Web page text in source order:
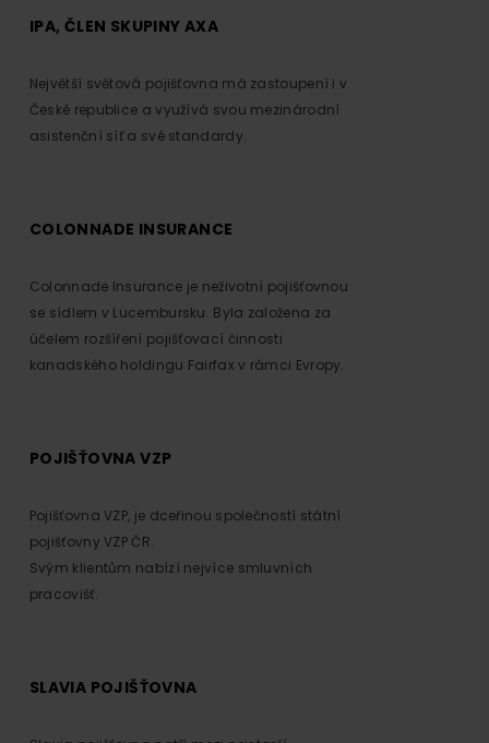
IPA, ČLEN SKUPINY AXA
Největší světová pojišťovna má zastoupení i v
České republice a využívá svou mezinárodní
asistenční síť a své standardy.
COLONNADE INSURANCE
Colonnade Insurance je neživotní pojišťovnou
se sídlem v Lucembursku. Byla založena za
účelem rozšíření pojišťovací činnosti
kanadského holdingu Fairfax v rámci Evropy.
POJIŠŤOVNA VZP
Pojišťovna VZP, je dceřinou společností státní
pojišťovny VZP ČR.
Svým klientům nabízí nejvíce smluvních
pracovišť.
SLAVIA POJIŠŤOVNA